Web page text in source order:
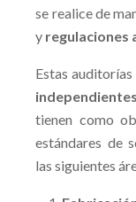
se realice de
y regulaciones
Estas auditorías
tienen como
estándares de
las siguientes